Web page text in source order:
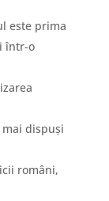
este prima
într-o
dispuși
români,